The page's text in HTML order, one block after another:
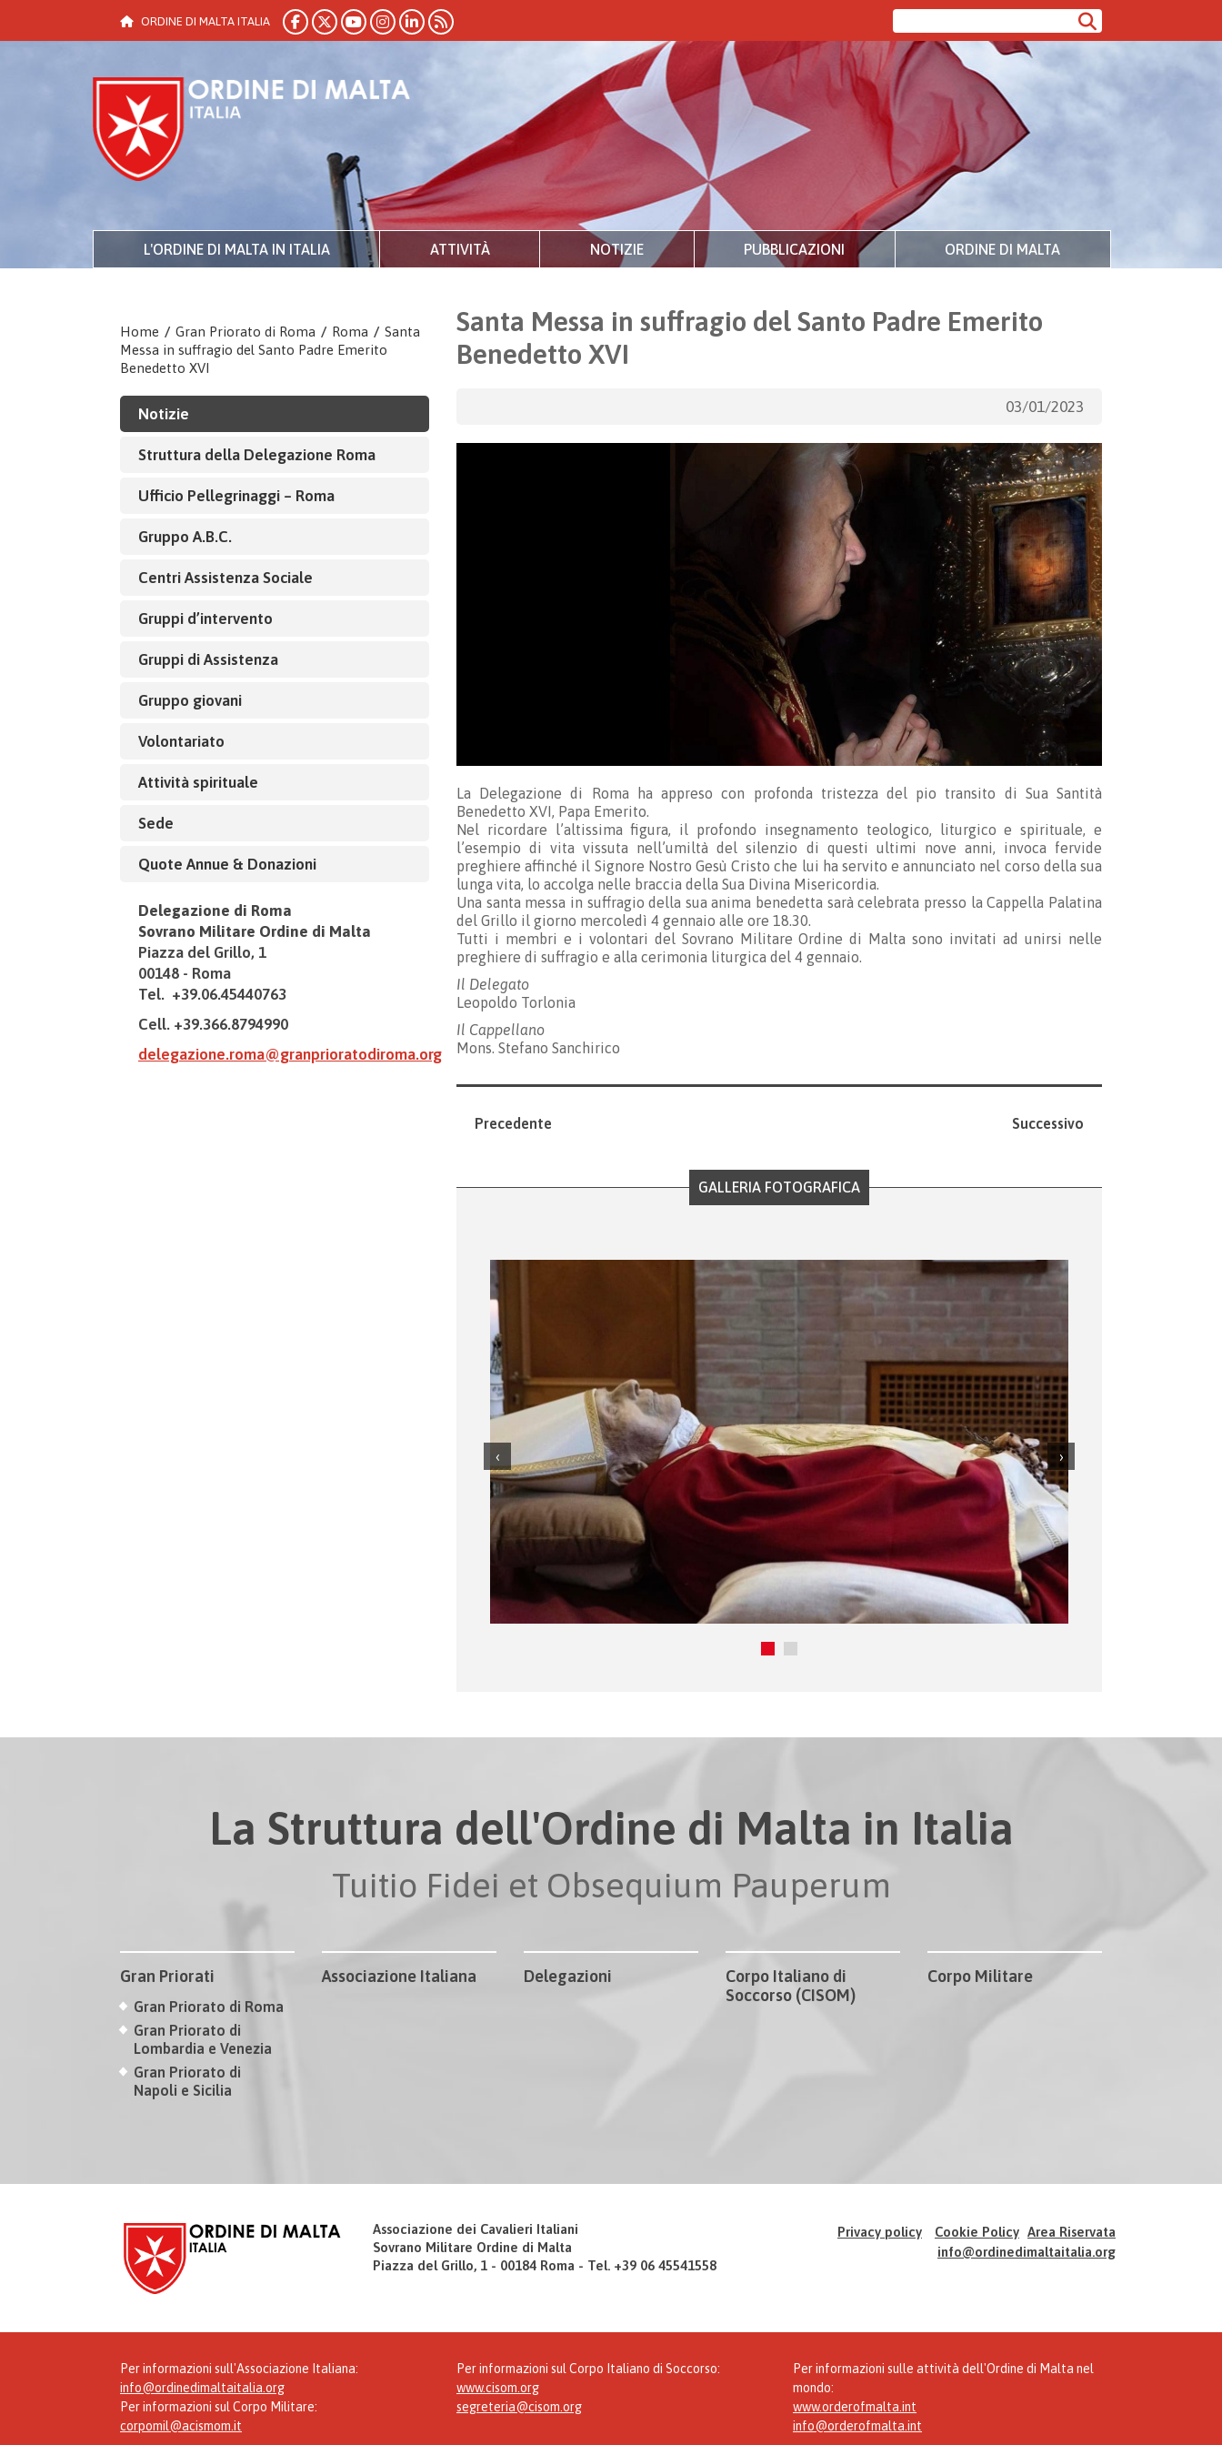
ORDINE DI MALTA ITALIA
L'ORDINE DI MALTA IN ITALIA ATTIVITÀ NOTIZIE PUBBLICAZIONI ORDINE DI MALTA
Home / Gran Priorato di Roma / Roma / Santa
Messa in suffragio del Santo Padre Emerito
Benedetto XVI
Notizie
Struttura della Delegazione Roma
Ufficio Pellegrinaggi – Roma
Gruppo A.B.C.
Centri Assistenza Sociale
Gruppi d’intervento
Gruppi di Assistenza
Gruppo giovani
Volontariato
Attività spirituale
Sede
Quote Annue & Donazioni
Delegazione di Roma
Sovrano Militare Ordine di Malta
Piazza del Grillo, 1
00148 - Roma
Tel. +39.06.45440763
Cell. +39.366.8794990
delegazione.roma@granprioratodiroma.org
Santa Messa in suffragio del Santo Padre Emerito
Benedetto XVI
03/01/2023
La Delegazione di Roma ha appreso con profonda tristezza del pio transito di Sua Santità
Benedetto XVI, Papa Emerito.
Nel ricordare l’altissima figura, il profondo insegnamento teologico, liturgico e spirituale, e
l’esempio di vita vissuta nell’umiltà del silenzio di questi ultimi nove anni, invoca fervide
preghiere affinché il Signore Nostro Gesù Cristo che lui ha servito e annunciato nel corso della sua
lunga vita, lo accolga nelle braccia della Sua Divina Misericordia.
Una santa messa in suffragio della sua anima benedetta sarà celebrata presso la Cappella Palatina
del Grillo il giorno mercoledì 4 gennaio alle ore 18.30.
Tutti i membri e i volontari del Sovrano Militare Ordine di Malta sono invitati ad unirsi nelle
preghiere di suffragio e alla cerimonia liturgica del 4 gennaio.
Il Delegato
Leopoldo Torlonia
Il Cappellano
Mons. Stefano Sanchirico
Precedente Successivo
GALLERIA FOTOGRAFICA
La Struttura dell'Ordine di Malta in Italia
Tuitio Fidei et Obsequium Pauperum
Gran Priorati
Gran Priorato di Roma
Gran Priorato di
Lombardia e Venezia
Gran Priorato di
Napoli e Sicilia
Associazione Italiana Delegazioni
Corpo Italiano di
Soccorso (CISOM)
Corpo Militare
Associazione dei Cavalieri Italiani
Sovrano Militare Ordine di Malta
Piazza del Grillo, 1 - 00184 Roma - Tel. +39 06 45541558
Privacy policy Cookie Policy Area Riservata
info@ordinedimaltaitalia.org
Per informazioni sull'Associazione Italiana:
info@ordinedimaltaitalia.org
Per informazioni sul Corpo Militare:
corpomil@acismom.it
Per informazioni sul Corpo Italiano di Soccorso:
www.cisom.org
segreteria@cisom.org
Per informazioni sulle attività dell'Ordine di Malta nel
mondo:
www.orderofmalta.int
info@orderofmalta.int